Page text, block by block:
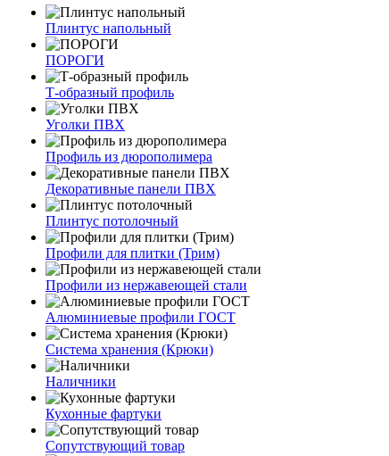
Плинтус напольный
ПОРОГИ
Т-образный профиль
Уголки ПВХ
Профиль из дюрополимера
Декоративные панели ПВХ
Плинтус потолочный
Профили для плитки (Трим)
Профили из нержавеющей стали
Алюминиевые профили ГОСТ
Система хранения (Крюки)
Наличники
Кухонные фартуки
Сопутствующий товар